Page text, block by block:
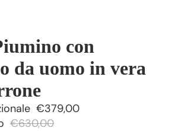
con
da uomo in vera
€379,00
€630,00